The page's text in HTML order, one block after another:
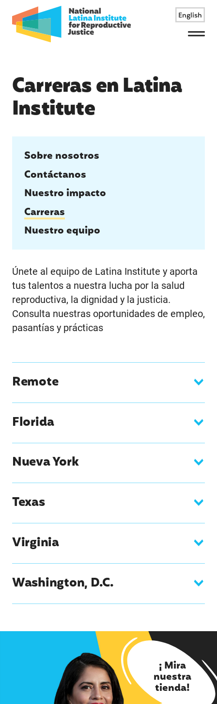
English
Menu
Carreras en Latina
Institute
Sobre nosotros
Contáctanos
Nuestro impacto
Carreras
Nuestro equipo
Únete al equipo de Latina Institute y aporta
tus talentos a nuestra lucha por la salud
reproductiva, la dignidad y la justicia.
Consulta nuestras oportunidades de empleo,
pasantías y prácticas
Remote
Florida
Nueva York
Texas
Virginia
Washington, D.C.
¡ Mira
nuestra
tienda!